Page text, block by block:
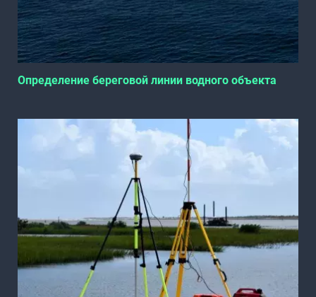
Определение береговой линии водного объекта